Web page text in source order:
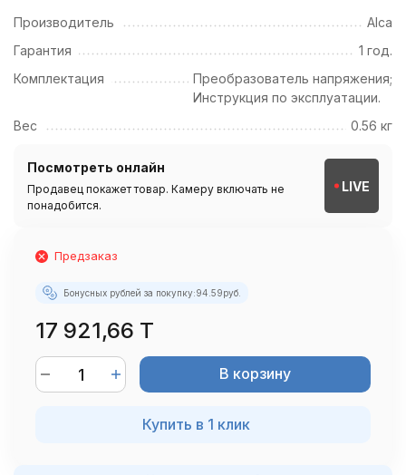
Производитель
Alca
Гарантия
1 год.
Комплектация
Преобразователь напряжения;
Инструкция по эксплуатации.
Вес
0.56 кг
Посмотреть онлайн
Продавец покажет товар. Камеру включать не
понадобится.
LIVE
Предзаказ
Бонусных рублей за покупку:94.59руб.
17 921,66 T
В корзину
Купить в 1 клик